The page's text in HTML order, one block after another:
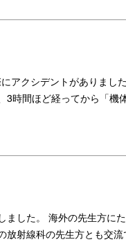
アクシデントがありまし
時間ほど経ってから「機
した。 海外の先生方に
放射線科の先生方とも交